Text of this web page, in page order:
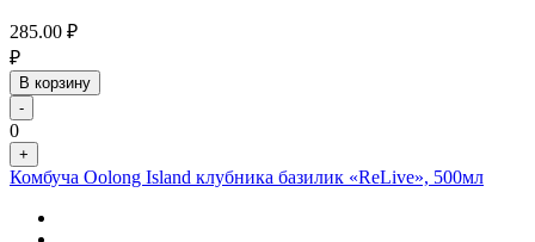
285.00 ₽
₽
В корзину
-
0
+
Комбуча Oolong Island клубника базилик «ReLive», 500мл